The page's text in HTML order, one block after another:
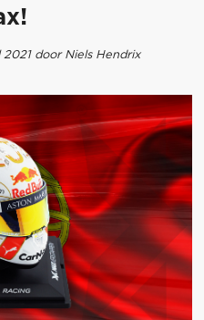
door Niels Hendrix